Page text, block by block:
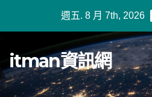
週五. 8 月 7th, 2026
itman資訊網